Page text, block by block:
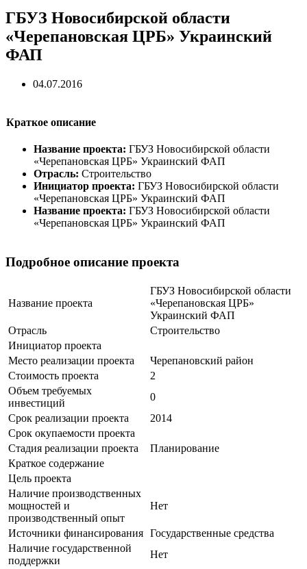
ГБУЗ Новосибирской области
«Черепановская ЦРБ» Украинский
ФАП
04.07.2016
Краткое описание
Название проекта: ГБУЗ Новосибирской области
«Черепановская ЦРБ» Украинский ФАП
Отрасль: Строительство
Инициатор проекта: ГБУЗ Новосибирской области
«Черепановская ЦРБ» Украинский ФАП
Название проекта: ГБУЗ Новосибирской области
«Черепановская ЦРБ» Украинский ФАП
Подробное описание проекта
Название проекта
ГБУЗ Новосибирской области
«Черепановская ЦРБ»
Украинский ФАП
Отрасль
Строительство
Инициатор проекта
Место реализации проекта
Черепановский район
Стоимость проекта
2
Объем требуемых
инвестиций
0
Срок реализации проекта
2014
Срок окупаемости проекта
Стадия реализации проекта
Планирование
Краткое содержание
Цель проекта
Наличие производственных
мощностей и
производственный опыт
Нет
Источники финансирования Государственные средства
Наличие государственной
поддержки
Нет